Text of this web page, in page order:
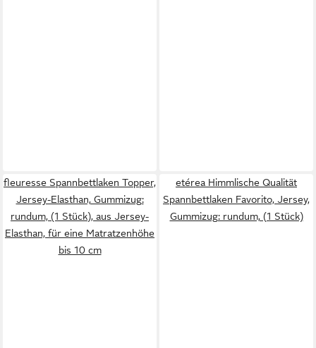
fleuresse Spannbettlaken Topper,
Jersey-Elasthan, Gummizug:
rundum, (1 Stück), aus Jersey-
Elasthan, für eine Matratzenhöhe
bis 10 cm
etérea Himmlische Qualität
Spannbettlaken Favorito, Jersey,
Gummizug: rundum, (1 Stück)